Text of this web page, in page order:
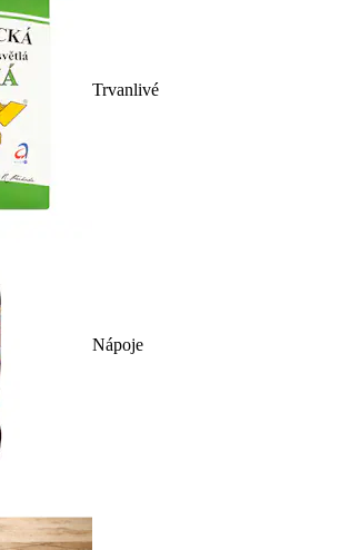
Trvanlivé
Nápoje